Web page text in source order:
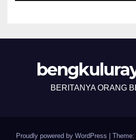
BERITANYA ORANG
Proudly powered by WordPress |